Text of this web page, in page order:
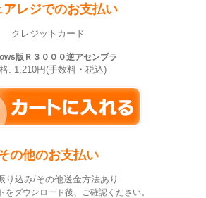
アレジでのお支払い
クレジットカード
版Ｒ３０００逆アセンブラ
: 1,210円(手数料・税込)
の他のお支払い
り込み/その他送金方法あり
ダウンロード後、ご確認ください。